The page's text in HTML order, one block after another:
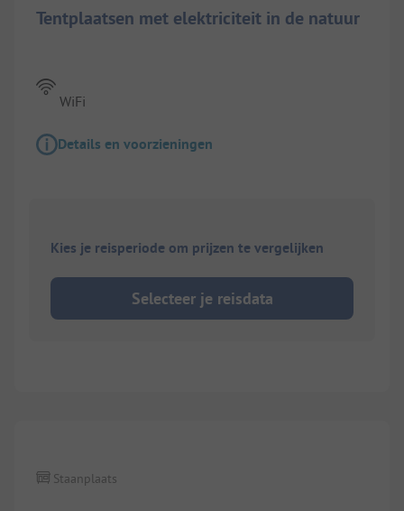
Tentplaatsen met elektriciteit in de natuur
WiFi
Details en voorzieningen
Kies je reisperiode om prijzen te vergelijken
Selecteer je reisdata
Staanplaats